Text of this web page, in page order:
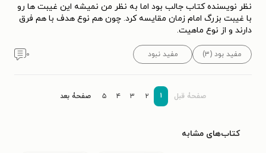
نظر نویسنده کتاب جالب بود اما به نظر من نمیشه این غیبت ها رو
با غیبت بزرگ امام زمان مقایسه کرد. چون هم نوع هدف با هم فرق
دارند و از نوع ماهیت.
مفید بود (۳) مفید نبود ۰
صفحۀ قبل ۱ ۲ ۳ ۴ ۵ صفحۀ بعد
کتاب‌های مشابه